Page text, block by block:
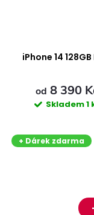
iPhone 14 128GB
od 8 390
Skladem1
+ Dárek zdarma